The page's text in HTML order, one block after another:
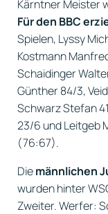
Kärntner Meister
Für den BBC
Spielen, Lyssy
Kostmann
Schaidinger
Günther 84/3,
Schwarz Stefan
23/6 und Leitgeb
(76:67).
Diemännlichen
wurden hinter
Zweiter. Werfer: